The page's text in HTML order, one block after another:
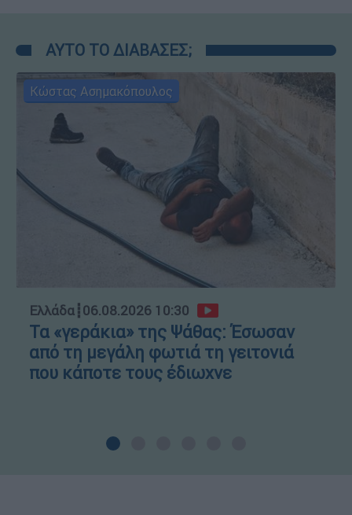
ΑΥΤΟ ΤΟ ΔΙΑΒΑΣΕΣ;
Κώστας Ασημακόπουλος
Ελλάδα┋06.08.2026 10:30
Τα «γεράκια» της Ψάθας: Έσωσαν
από τη μεγάλη φωτιά τη γειτονιά
που κάποτε τους έδιωχνε